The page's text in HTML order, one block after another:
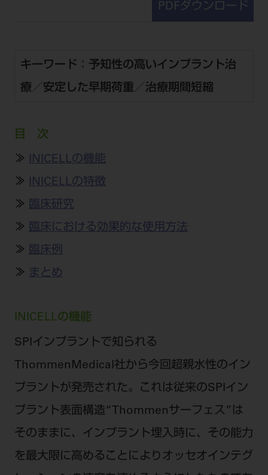
PDFダウンロード
キーワード：予知性の高いインプラント治
療／安定した早期荷重／治療期間短縮
目 次
≫ INICELLの機能
≫ INICELLの特徴
≫ 臨床研究
≫ 臨床における効果的な使用方法
≫ 臨床例
≫ まとめ
INICELLの機能
SPIインプラントで知られる
ThommenMedical社から今回超親水性のイン
プラントが発売された。これは従来のSPIイン
プラント表面構造“Thommenサーフェス”は
そのままに、インプラント埋入時に、その能力
を最大限に高めることによりオッセオインテグ
院内ネットワーク関連
ディーラー向けシステム関連
中古医療機器
添付文書の電子化
オンラインカタログ InternetDO
モリタに対するご意見・お問い合わせ
ご開業に関するお問い合わせ
商品感動体験
BLOG
Q&A
Webセミナー
デンタルショー
学会・研究会
Start Up チェック
動画セミナー アーカイブ
DENTAL OFFICE セレクション
技工士会員
衛生士会員
よくわかる高齢者歯科
始めよう訪問診療
pd style
はじめての方へ
pdとは
院内ツアー
デンタルマガジン
ビデオライブラリー
DMR（ディーエムアール）
製品に関する重要なお知らせ
支店・営業所
SNS
公式SNS一覧
ビバリーくんLINEスタンプ
全国のショールーム
北海道
宮城
東京
大阪
京都
広島
福岡
Dental Plaza Tokyo
Dental Plaza Tokyo
MDSC
メール
メールでのお問い合わせはこちら
電 話 /0800-222-8020 （無料）
FAX /0800-222-6480 （無料）